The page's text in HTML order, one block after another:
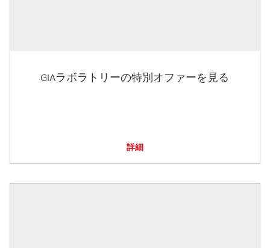
GIAラボラトリーの特別オファーを見る
詳細